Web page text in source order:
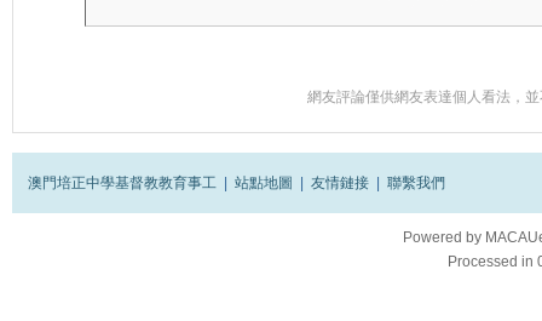
網友評論僅供網友表達個人看法，
澳門培正中學基督教教育事工 站點地圖 友情鏈接 聯繫我們
Powered by
Processed in